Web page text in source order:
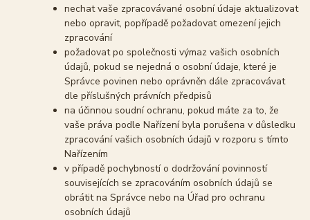
nechat vaše zpracovávané osobní údaje aktualizovat
nebo opravit, popřípadě požadovat omezení jejich
zpracování
požadovat po společnosti výmaz vašich osobních
údajů, pokud se nejedná o osobní údaje, které je
Správce povinen nebo oprávněn dále zpracovávat
dle příslušných právních předpisů
na účinnou soudní ochranu, pokud máte za to, že
vaše práva podle Nařízení byla porušena v důsledku
zpracování vašich osobních údajů v rozporu s tímto
Nařízením
v případě pochybností o dodržování povinností
souvisejících se zpracováním osobních údajů se
obrátit na Správce nebo na Úřad pro ochranu
osobních údajů